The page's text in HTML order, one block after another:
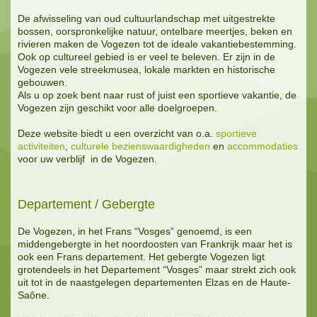
De afwisseling van oud cultuurlandschap met uitgestrekte
bossen, oorspronkelijke natuur, ontelbare meertjes, beken en
rivieren maken de Vogezen tot de ideale vakantiebestemming.
Ook op cultureel gebied is er veel te beleven. Er zijn in de
Vogezen vele streekmusea, lokale markten en historische
gebouwen.
Als u op zoek bent naar rust of juist een sportieve vakantie, de
Vogezen zijn geschikt voor alle doelgroepen.
Deze website biedt u een overzicht van o.a. sportieve
activiteiten, culturele bezienswaardigheden en accommodaties
voor uw verblijf in de Vogezen.
Departement / Gebergte
De Vogezen, in het Frans “Vosges” genoemd, is een
middengebergte in het noordoosten van Frankrijk maar het is
ook een Frans departement. Het gebergte Vogezen ligt
grotendeels in het Departement “Vosges” maar strekt zich ook
uit tot in de naastgelegen departementen Elzas en de Haute-
Saône.